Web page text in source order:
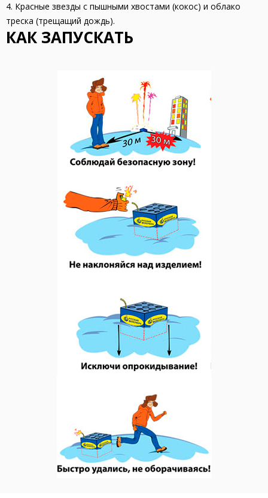
4. Красные звезды с пышными хвостами (кокос) и облако
треска (трещащий дождь).
КАК ЗАПУСКАТЬ